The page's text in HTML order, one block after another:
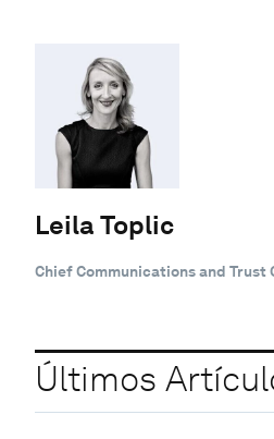
Leila Toplic
Chief Communications and
Últimos